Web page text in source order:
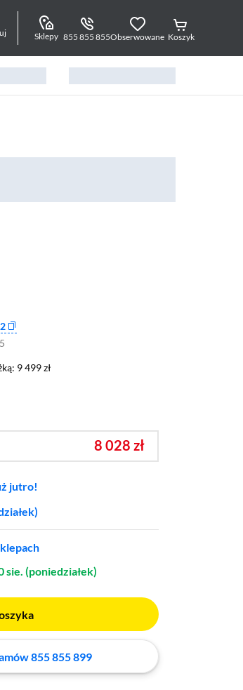
Sklepy 855 855 855Obserwowane Koszyk
9 499 zł
9 499 zł
8 028 zł
jutro!
sie. (poniedziałek)
855 855 899